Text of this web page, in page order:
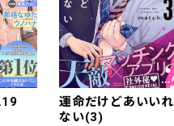
運命だけどあいいれ
ない(3)